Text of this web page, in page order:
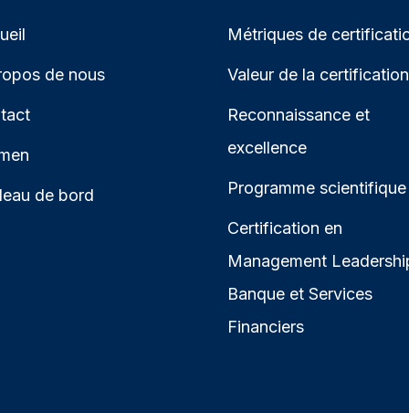
de nous
de bord
Métriques de
Valeur de la certification
Reconnaissance et
excellence
Programme scientifique
Certification en
Management
Banque et Services
Financiers